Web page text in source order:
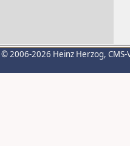
© 2006-2026 Heinz Herzog,